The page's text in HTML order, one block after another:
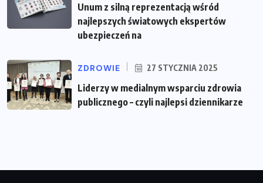
Unum z silną reprezentacją wśród
najlepszych światowych ekspertów
ubezpieczeń na
ZDROWIE 27 STYCZNIA 2025
Liderzy w medialnym wsparciu zdrowia
publicznego – czyli najlepsi dziennikarze